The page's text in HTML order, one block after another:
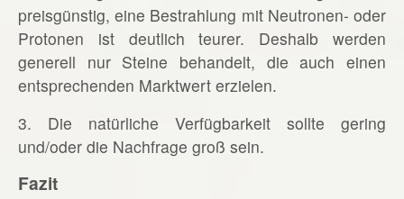
preisgünstig, eine Bestrahlung mit Neutronen- oder
Protonen ist deutlich teurer. Deshalb werden
generell nur Steine behandelt, die auch einen
entsprechenden Marktwert erzielen.
3. Die natürliche Verfügbarkeit sollte gering
und/oder die Nachfrage groß sein.
Fazit